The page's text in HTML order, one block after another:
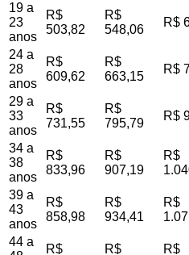
19 a
23
anos
R$
503,82
R$
548,06
R$
24 a
28
anos
R$
609,62
R$
663,15
R$
29 a
33
anos
R$
731,55
R$
795,79
R$
34 a
38
anos
R$
833,96
R$
907,19
R$
39 a
43
anos
R$
858,98
R$
934,41
R$
44 a
R$ R$ R$